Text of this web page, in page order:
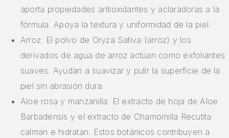
aporta propiedades antioxidantes y aclaradoras a la
fórmula. Apoya la textura y uniformidad de la piel.
Arroz: El polvo de Oryza Sativa (arroz) y los
derivados de agua de arroz actúan como exfoliantes
suaves. Ayudan a suavizar y pulir la superficie de la
piel sin abrasión dura.
Aloe rosa y manzanilla: El extracto de hoja de Aloe
Barbadensis y el extracto de Chamomilla Recutita
calman e hidratan. Estos botánicos contribuyen a